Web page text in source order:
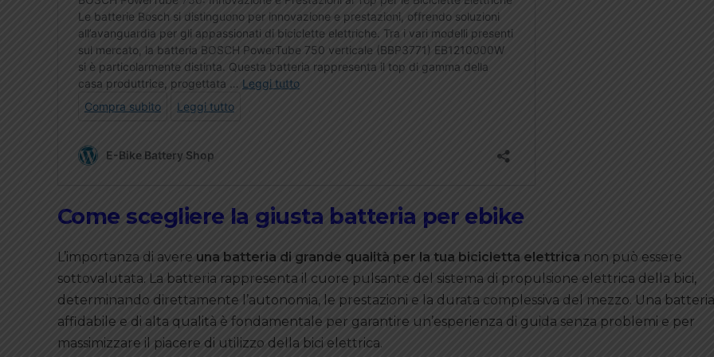
Come scegliere la giusta batteria per ebike
L’importanza di avere una batteria di grande qualità per la tua bicicletta elettrica non può essere
sottovalutata. La batteria rappresenta il cuore pulsante del sistema di propulsione elettrica della bici,
determinando direttamente l’autonomia, le prestazioni e la durata complessiva del mezzo. Una batteria
affidabile e di alta qualità è fondamentale per garantire un’esperienza di guida senza problemi e per
massimizzare il piacere di utilizzo della bici elettrica.